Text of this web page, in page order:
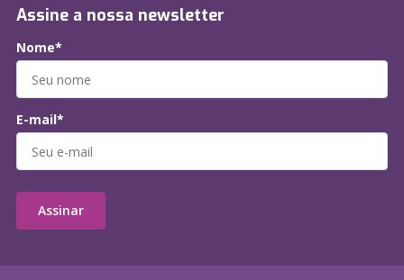
Assine a nossa newsletter
Nome*
E-mail*
Assinar